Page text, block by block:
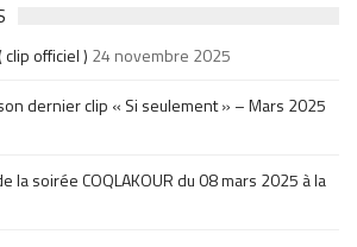
clip officiel ) 24 novembre 2025
dernier clip « Si seulement » – Mars 2025
la soirée COQLAKOUR du 08 mars 2025 à la